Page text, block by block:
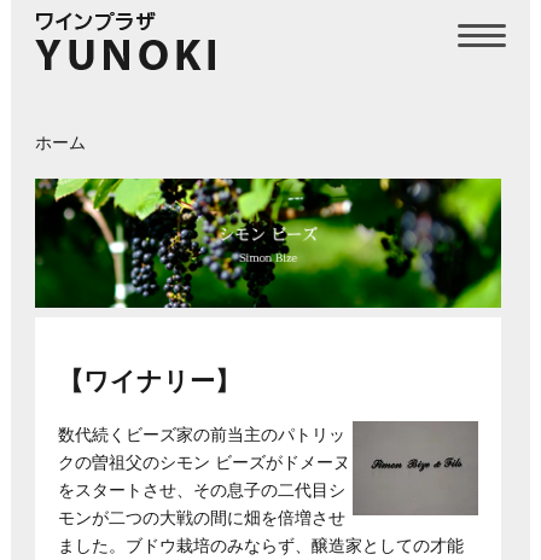
ホーム
【ワイナリー】
数代続くビーズ家の前当主のパトリッ
クの曽祖父のシモン ビーズがドメーヌ
をスタートさせ、その息子の二代目シ
モンが二つの大戦の間に畑を倍増させ
ました。ブドウ栽培のみならず、醸造家としての才能